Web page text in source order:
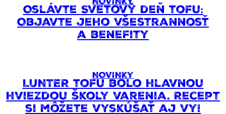
Oslávte Svetový deň tofu:
Objavte jeho všestrannosť
a benefity
NOVINKY
LUNTER tofu bolo hlavnou
hviezdou školy varenia. Recept
si môžete vyskúšať aj vy!